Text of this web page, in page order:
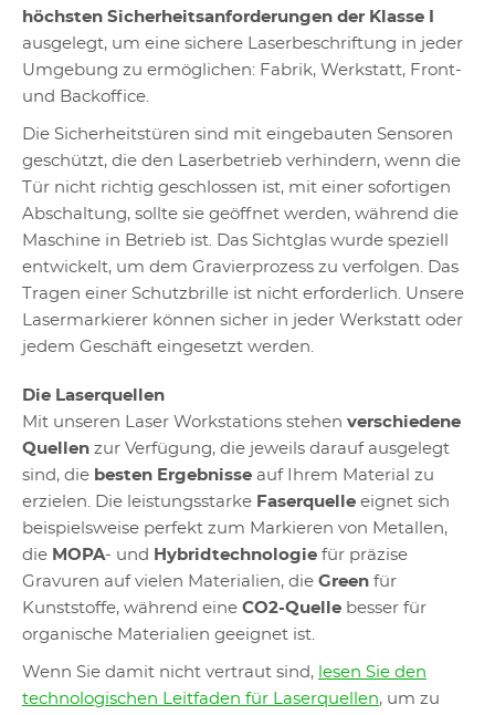
höchsten Sicherheitsanforderungen der Klasse I
ausgelegt, um eine sichere Laserbeschriftung in jeder
Umgebung zu ermöglichen: Fabrik, Werkstatt, Front-
und Backoffice.
Die Sicherheitstüren sind mit eingebauten Sensoren
geschützt, die den Laserbetrieb verhindern, wenn die
Tür nicht richtig geschlossen ist, mit einer sofortigen
Abschaltung, sollte sie geöffnet werden, während die
Maschine in Betrieb ist. Das Sichtglas wurde speziell
entwickelt, um dem Gravierprozess zu verfolgen. Das
Tragen einer Schutzbrille ist nicht erforderlich. Unsere
Lasermarkierer können sicher in jeder Werkstatt oder
jedem Geschäft eingesetzt werden.
Die Laserquellen
Mit unseren Laser Workstations stehen verschiedene
Quellen zur Verfügung, die jeweils darauf ausgelegt
sind, die besten Ergebnisse auf Ihrem Material zu
erzielen. Die leistungsstarke Faserquelle eignet sich
beispielsweise perfekt zum Markieren von Metallen,
die MOPA- und Hybridtechnologie für präzise
Gravuren auf vielen Materialien, die Green für
Kunststoffe, während eine CO2-Quelle besser für
organische Materialien geeignet ist.
Wenn Sie damit nicht vertraut sind, lesen Sie den
technologischen Leitfaden für Laserquellen, um zu